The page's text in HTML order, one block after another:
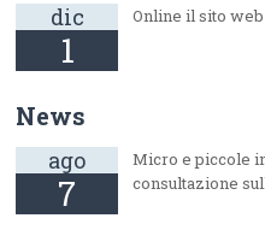
dic
1
Online il sito
News
ago
7
Micro e piccole
consultazione